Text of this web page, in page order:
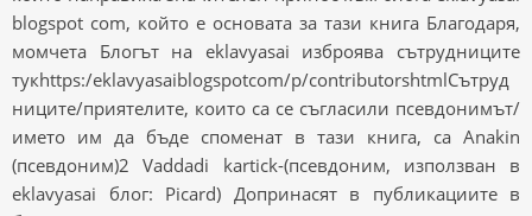
blogspot com, който е основата за тази книга Благодаря,
момчета Блогът на eklavyasai изброява сътрудниците
тукhttps:/eklavyasaiblogspotcom/p/contributorshtmlСътруд
ниците/приятелите, които са се съгласили псевдонимът/
името им да бъде споменат в тази книга, са Anakin
(псевдоним)2 Vaddadi kartick-(псевдоним, използван в
eklavyasai блог: Picard) Допринасят в публикациите в